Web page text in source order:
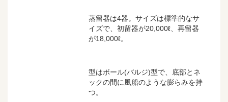
蒸留器は4器。サイズは標準的なサ
イズで、初留器が20,000ℓ、再留器
が18,000ℓ。
型はボール(バルジ)型で、底部とネ
ックの間に風船のような膨らみを持
つ。